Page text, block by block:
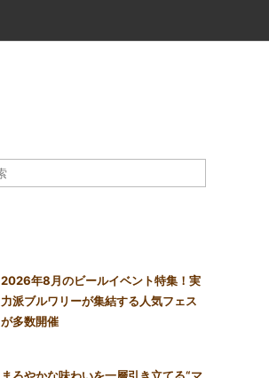
2026年8月のビールイベント特集！実
力派ブルワリーが集結する人気フェス
が多数開催